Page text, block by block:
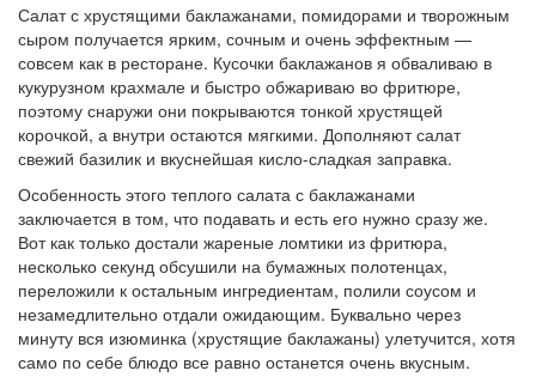
Салат с хрустящими баклажанами, помидорами и творожным
сыром получается ярким, сочным и очень эффектным —
совсем как в ресторане. Кусочки баклажанов я обваливаю в
кукурузном крахмале и быстро обжариваю во фритюре,
поэтому снаружи они покрываются тонкой хрустящей
корочкой, а внутри остаются мягкими. Дополняют салат
свежий базилик и вкуснейшая кисло-сладкая заправка.
Особенность этого теплого салата с баклажанами
заключается в том, что подавать и есть его нужно сразу же.
Вот как только достали жареные ломтики из фритюра,
несколько секунд обсушили на бумажных полотенцах,
переложили к остальным ингредиентам, полили соусом и
незамедлительно отдали ожидающим. Буквально через
минуту вся изюминка (хрустящие баклажаны) улетучится, хотя
само по себе блюдо все равно останется очень вкусным.